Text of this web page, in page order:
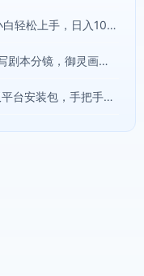
24小时挂机挣美金，简单易操作，小白轻松上手，日入1000+
AI漫剧动画实战课(第二期)：小说改写剧本分镜，御灵画布即梦AI快速产出完整漫剧作品
Seedance2.0mini免费使用方法：双平台安装包，手把手教你免费启用工具